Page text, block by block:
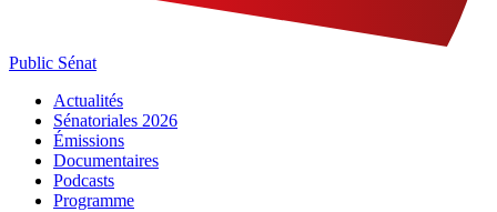
Public Sénat
Actualités
Sénatoriales 2026
Émissions
Documentaires
Podcasts
Programme